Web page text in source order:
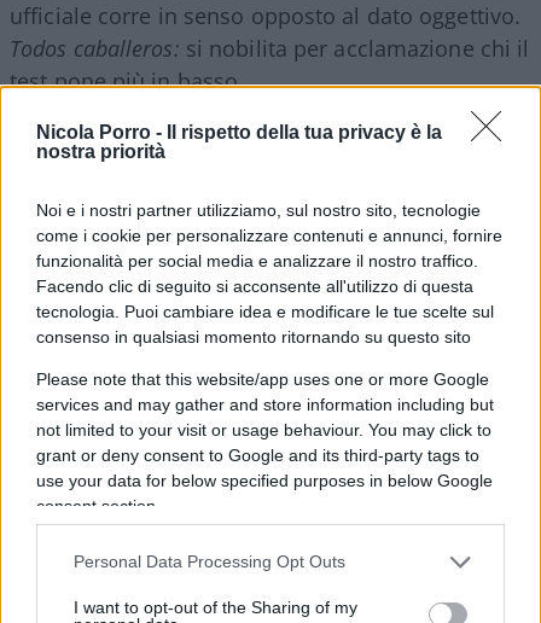
Nicola Porro -
Il rispetto della tua privacy è la
nostra priorità
Noi e i nostri partner utilizziamo, sul nostro sito, tecnologie
come i cookie per personalizzare contenuti e annunci, fornire
funzionalità per social media e analizzare il nostro traffico.
Facendo clic di seguito si acconsente all'utilizzo di questa
tecnologia. Puoi cambiare idea e modificare le tue scelte sul
consenso in qualsiasi momento ritornando su questo sito
Please note that this website/app uses one or more Google
services and may gather and store information including but
not limited to your visit or usage behaviour. You may click to
grant or deny consent to Google and its third-party tags to
use your data for below specified purposes in below Google
consent section.
Personal Data Processing Opt Outs
I want to opt-out of the Sharing of my
ufficiale corre in senso opposto al dato oggettivo.
Todos caballeros: si nobilita per acclamazione chi il
test pone più in basso.
Il criterio che non c’è
La causa non è antropologica, è strutturale. Il voto
di Maturità lo assegna una commissione in cui
pesano i docenti interni, quelli che hanno istruito i
candidati e che, di fatto, giudicano se stessi.
Manca un’ancora nazionale che calibri i giudizi:
l’Invalsi fotografa, ma non entra nel voto. Il
risultato è un simulacro di valutazione,
autoreferenziale ed endogamico, in cui il metro
muta da provincia a provincia.La riforma
Valditara, sfoltendo le commissioni, ha
rigore ma più lodi.Ed è qui che affiora il
fallimento sostanziale: quello dei criteri che